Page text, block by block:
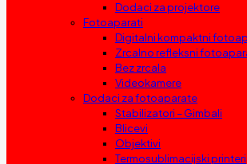
Dodaci za projektore
Fotoaparati
Digitalni kompaktni
Zrcalno refleksni
Bez zrcala
Videokamere
Dodaci za fotoaparate
Stabilizatori – Gimbali
Blicevi
Objektivi
Termosublimacijski printeri